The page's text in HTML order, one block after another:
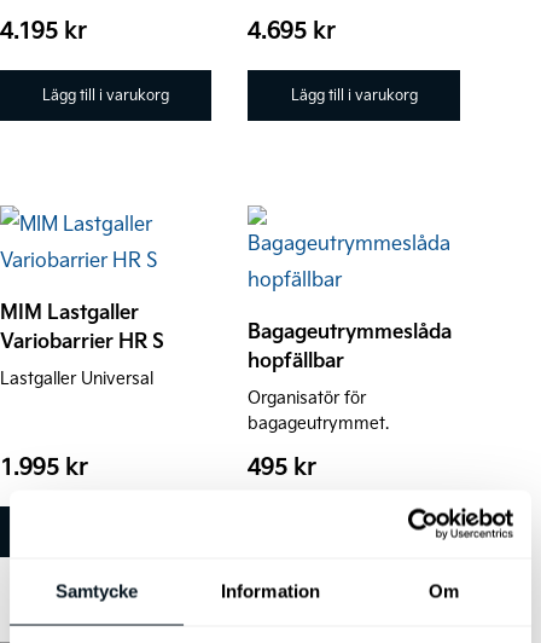
Samtycke Information Om
4.195 kr
Lägg till i varukorg
4.695 kr
Lägg till i varukorg
MIM Lastgaller
Variobarrier HR S
Lastgaller Universal
1.995 kr
Bagageutrymmeslåda
hopfällbar
Organisatör för
bagageutrymmet.
495 kr
Lägg till i varukorg